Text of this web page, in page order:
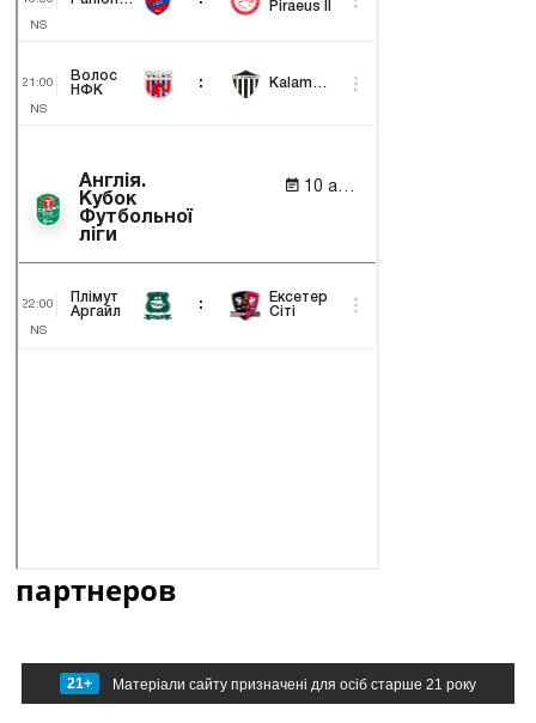
партнеров
21+ Матеріали сайту призначені для осіб старше 21 року